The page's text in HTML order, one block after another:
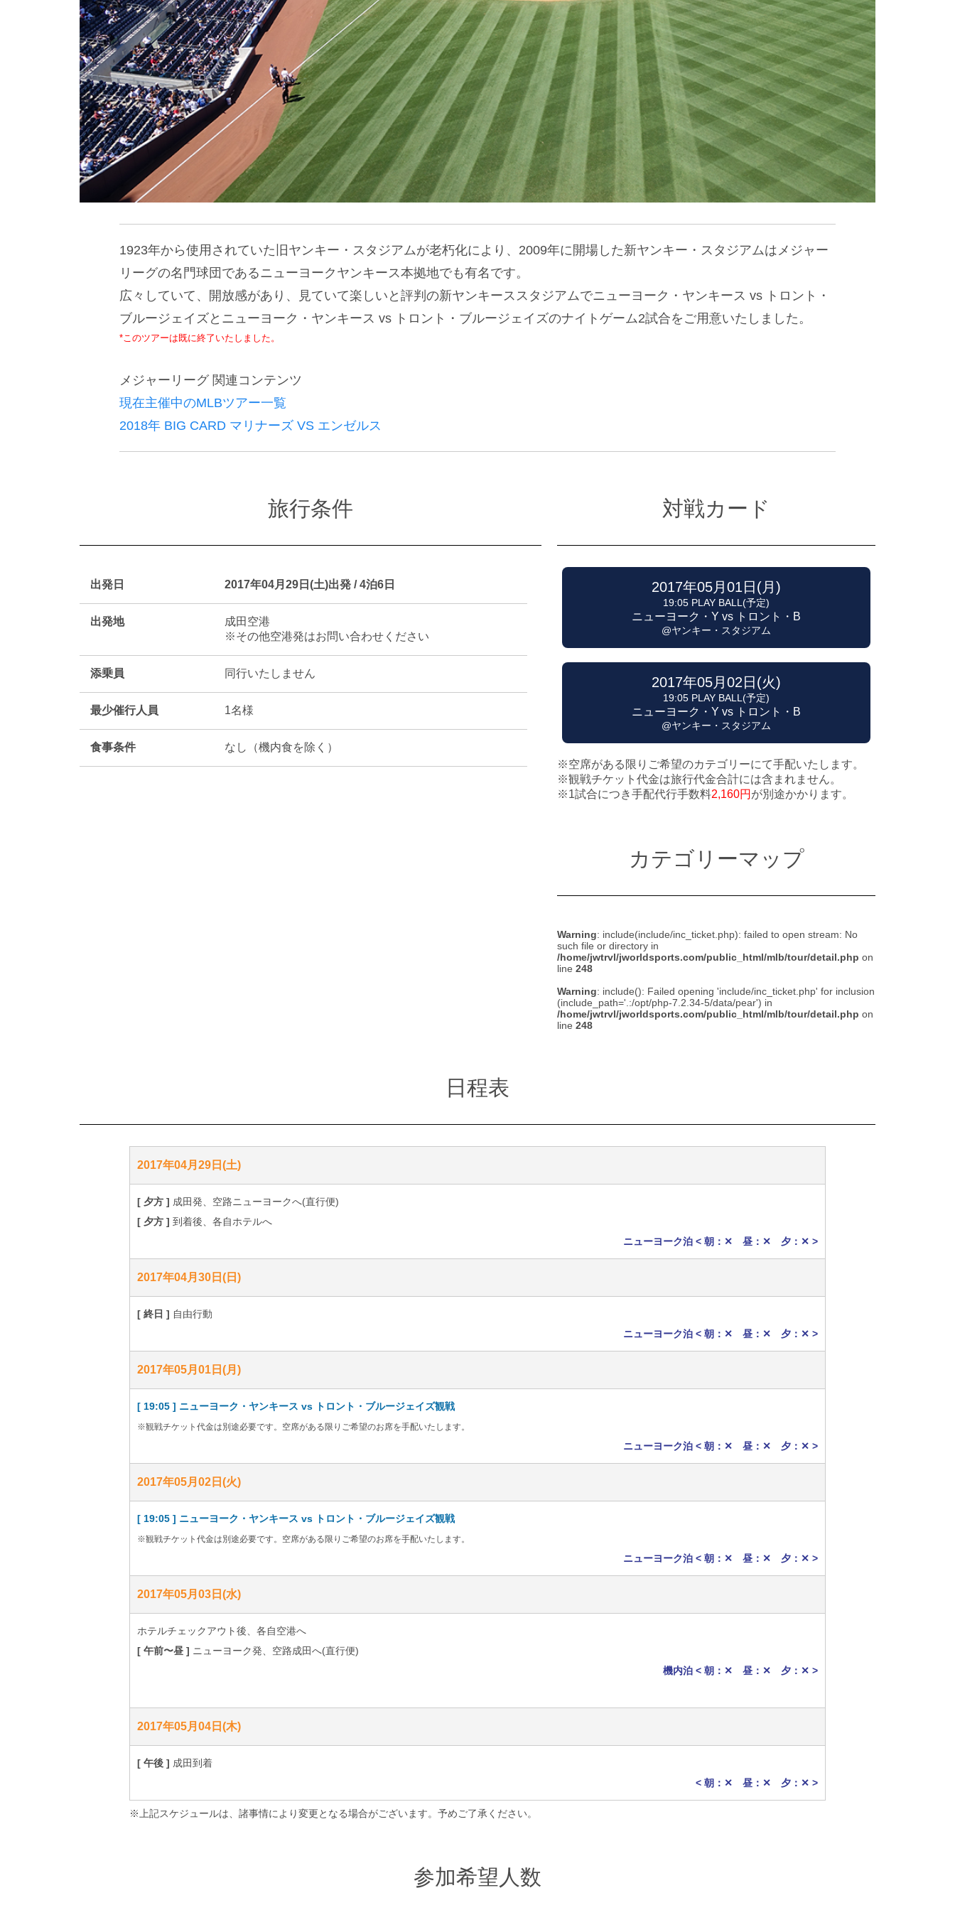
1923年から使用されていた旧ヤンキー・スタジアムが老朽化により、2009年に開場した新ヤンキー・スタジアムはメジャー
リーグの名門球団であるニューヨークヤンキース本拠地でも有名です。
広々していて、開放感があり、見ていて楽しいと評判の新ヤンキーススタジアムでニューヨーク・ヤンキース vs トロント・
ブルージェイズとニューヨーク・ヤンキース vs トロント・ブルージェイズのナイトゲーム2試合をご用意いたしました。
*このツアーは既に終了いたしました。
メジャーリーグ 関連コンテンツ
現在主催中のMLBツアー一覧
2018年 BIG CARD マリナーズ VS エンゼルス
旅行条件
出発日 2017年04月29日(土)出発 / 4泊6日
出発地
成田空港
※その他空港発はお問い合わせください
添乗員 同行いたしません
最少催行人員 1名様
食事条件 なし（機内食を除く）
対戦カード
2017年05月01日(月)
19:05 PLAY BALL(予定)
ニューヨーク・Y vs トロント・B
@ヤンキー・スタジアム
2017年05月02日(火)
19:05 PLAY BALL(予定)
ニューヨーク・Y vs トロント・B
@ヤンキー・スタジアム
※空席がある限りご希望のカテゴリーにて手配いたします。
※観戦チケット代金は旅行代金合計には含まれません。
※1試合につき手配代行手数料2,160円 が別途かかります。
カテゴリーマップ
Warning: include(include/inc_ticket.php): failed to open stream: No
such file or directory in
/home/jwtrvl/jworldsports.com/public_html/mlb/tour/detail.php on
line 248
Warning: include(): Failed opening 'include/inc_ticket.php' for inclusion
(include_path='.:/opt/php-7.2.34-5/data/pear') in
/home/jwtrvl/jworldsports.com/public_html/mlb/tour/detail.php on
line 248
日程表
2017年04月29日(土)
[ 夕方 ] 成田発、空路ニューヨークへ(直行便)
[ 夕方 ] 到着後、各自ホテルへ
ニューヨーク泊 < 朝：✕ 昼：✕ 夕：✕ >
2017年04月30日(日)
[ 終日 ] 自由行動
ニューヨーク泊 < 朝：✕ 昼：✕ 夕：✕ >
2017年05月01日(月)
[ 19:05 ] ニューヨーク・ヤンキース vs トロント・ブルージェイズ観戦
※観戦チケット代金は別途必要です。空席がある限りご希望のお席を手配いたします。
ニューヨーク泊 < 朝：✕ 昼：✕ 夕：✕ >
2017年05月02日(火)
[ 19:05 ] ニューヨーク・ヤンキース vs トロント・ブルージェイズ観戦
※観戦チケット代金は別途必要です。空席がある限りご希望のお席を手配いたします。
ニューヨーク泊 < 朝：✕ 昼：✕ 夕：✕ >
2017年05月03日(水)
ホテルチェックアウト後、各自空港へ
[ 午前〜昼 ] ニューヨーク発、空路成田へ(直行便)
機内泊 < 朝：✕ 昼：✕ 夕：✕ >
2017年05月04日(木)
[ 午後 ] 成田到着
< 朝：✕ 昼：✕ 夕：✕ >
※上記スケジュールは、諸事情により変更となる場合がございます。予めご了承ください。
参加希望人数